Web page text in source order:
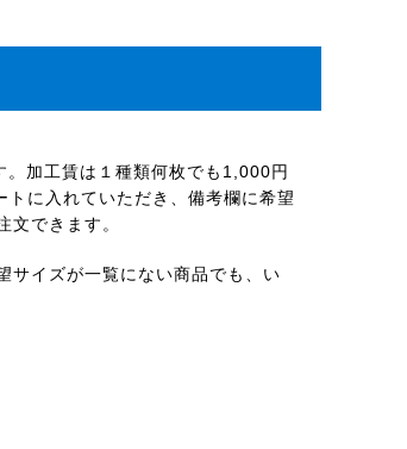
加工賃は１種類何枚でも1,000円
に入れていただき、備考欄に希望
文できます。
サイズが一覧にない商品でも、い